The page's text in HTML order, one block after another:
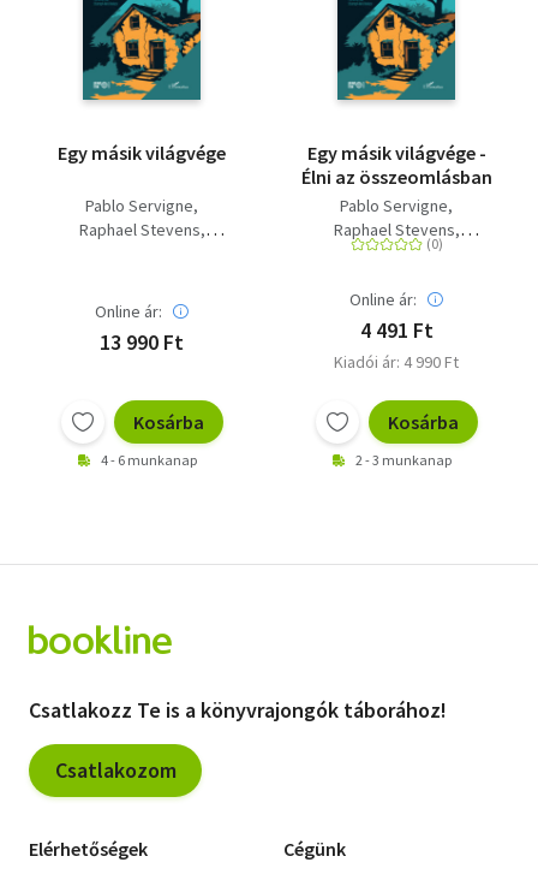
Történelem
Egy másik világvége
Pablo Servigne
Raphael Stevens
Online ár:
13 990 Ft
Kosárba
4 - 6 munkanap
Egy másik világvége -
Élni az összeomlásban
Pablo Servigne
Raphael Stevens
Gauthier Chapelle
Online ár:
4 491 Ft
Kiadói ár: 4 990 Ft
Kosárba
2 - 3 munkanap
Csatlakozz Te is a könyvrajongók táborához!
Csatlakozom
Elérhetőségek Cégünk